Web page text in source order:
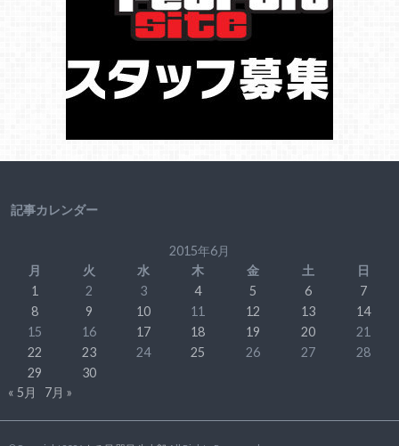
記事カレンダー
2015年6月
月
火 水 木 金 土
日
1
2 3 4 5 6
7
8
9 10 11 12 13
14
15
16 17 18 19 20
21
22
23 24 25 26 27
28
29
30
« 5月
7月 »